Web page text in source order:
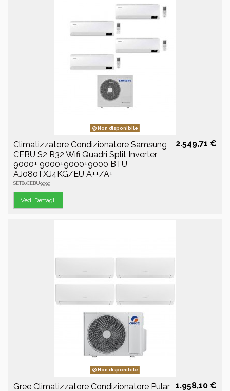
Non disponibile
Climatizzatore Condizionatore Samsung
CEBU S2 R32 Wifi Quadri Split Inverter
9000+ 9000+9000+9000 BTU
AJ080TXJ4KG/EU A++/A+
SET80CEBU9999
2.549,71 €
Vedi Dettagli
Non disponibile
Gree Climatizzatore Condizionatore Pular 1.958,10 €